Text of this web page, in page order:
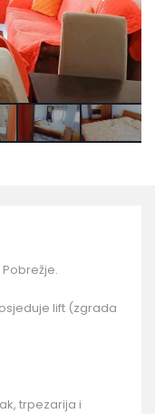
lift (zgrada
trpezarija i